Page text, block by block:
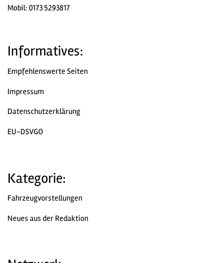
Mobil: 0173 5293817
Informatives:
Empfehlenswerte Seiten
Impressum
Datenschutzerklärung
EU-DSVGO
Kategorie:
Fahrzeugvorstellungen
Neues aus der Redaktion